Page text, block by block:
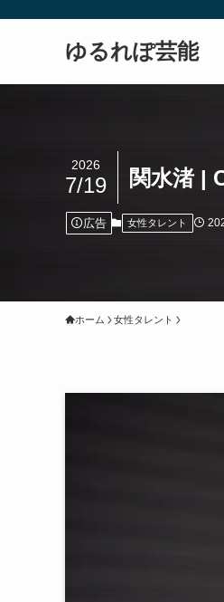
ゆるれぽ芸能
関水渚 |
2026
7/19
広告 女性タレント
ホーム 女性タレント